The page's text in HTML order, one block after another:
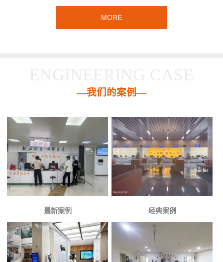
MORE
—我们的案例—
最新案例 经典案例